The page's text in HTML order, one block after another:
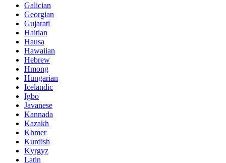
Galician
Georgian
Gujarati
Haitian
Hausa
Hawaiian
Hebrew
Hmong
Hungarian
Icelandic
Igbo
Javanese
Kannada
Kazakh
Khmer
Kurdish
Kyrgyz
Latin